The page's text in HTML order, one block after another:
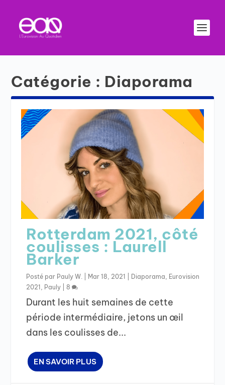
Catégorie : Diaporama
Rotterdam 2021, côté
coulisses : Laurell
Barker
Posté par Pauly W. Mar 18, 2021 Diaporama
Eurovision
2021
Pauly |8
Durant les huit semaines de cette
période intermédiaire, jetons un œil
dans les coulisses de...
EN SAVOIR PLUS